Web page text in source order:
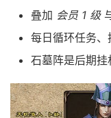
叠加 会员 1 级
每日循环任务、
石墓阵是后期挂